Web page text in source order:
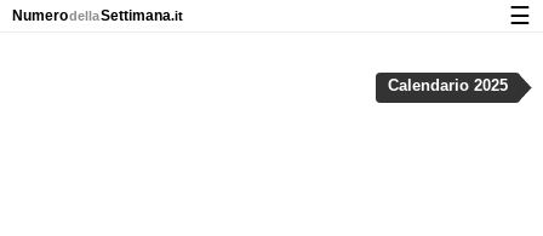
Calendario 2025
NumerodellaSettimana.it ☰